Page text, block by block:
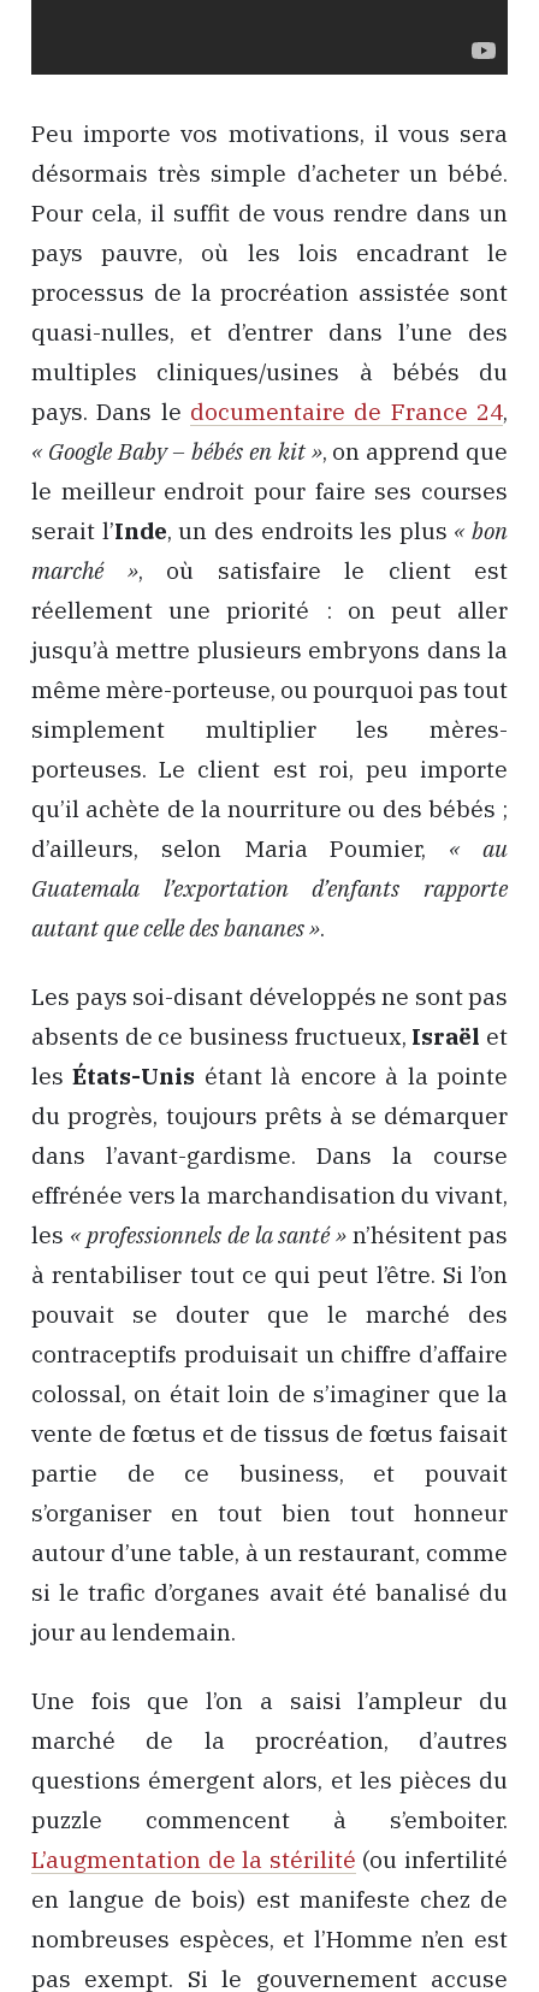
Peu importe vos motivations, il vous sera
désormais très simple d’acheter un bébé.
Pour cela, il suffit de vous rendre dans un
pays pauvre, où les lois encadrant le
processus de la procréation assistée sont
quasi-nulles, et d’entrer dans l’une des
multiples cliniques/usines à bébés du
pays. Dans le documentaire de France 24,
« Google Baby – bébés en kit », on apprend que
le meilleur endroit pour faire ses courses
serait l’Inde, un des endroits les plus « bon
marché », où satisfaire le client est
réellement une priorité : on peut aller
jusqu’à mettre plusieurs embryons dans la
même mère-porteuse, ou pourquoi pas tout
simplement multiplier les mères-
porteuses. Le client est roi, peu importe
qu’il achète de la nourriture ou des bébés ;
d’ailleurs, selon Maria Poumier, « au
Guatemala l’exportation d’enfants rapporte
autant que celle des bananes ».
Les pays soi-disant développés ne sont pas
absents de ce business fructueux, Israël et
lesÉtats-Unis étant là encore à la pointe
du progrès, toujours prêts à se démarquer
dans l’avant-gardisme. Dans la course
effrénée vers la marchandisation du vivant,
les « professionnels de la santé »n’hésitent pas
à rentabiliser tout ce qui peut l’être. Si l’on
pouvait se douter que le marché des
contraceptifs produisait un chiffre d’affaire
colossal, on était loin de s’imaginer que la
vente de fœtus et de tissus de fœtus faisait
partie de ce business, et pouvait
s’organiser en tout bien tout honneur
autour d’une table, à un restaurant, comme
si le trafic d’organes avait été banalisé du
jour au lendemain.
Une fois que l’on a saisi l’ampleur du
marché de la procréation, d’autres
questions émergent alors, et les pièces du
puzzle commencent à s’emboiter.
L’augmentation de la stérilité (ou infertilité
en langue de bois) est manifeste chez de
nombreuses espèces, et l’Homme n’en est
pas exempt. Si le gouvernement accuse